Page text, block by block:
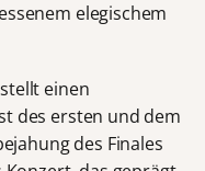
elegischem
einen
des ersten und dem
des Finales